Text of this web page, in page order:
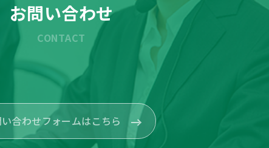
お問い合わせ
CONTACT
合わせフォームはこちら